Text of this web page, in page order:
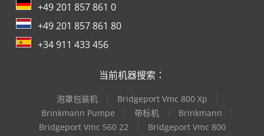
+49 201 857 861 0
+49 201 857 861 80
+34 911 433 456
当前机器搜索：
泡罩包装机
Bridgeport Vmc 800 Xp
Brinkmann Pumpe
带标机
Brinkmann
Bridgeport Vmc 560 22
Bridgeport Vmc 800